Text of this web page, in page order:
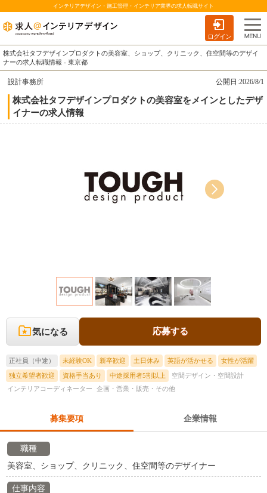
インテリアデザイン・施工管理・インテリア業界の求人転職サイト
ログイン
株式会社タフデザインプロダクトの美容室、ショップ、クリニック、住空間等のデザイ
ナーの求人転職情報 - 東京都
設計事務所 公開日:2026/8/1
株式会社タフデザインプロダクトの美容室をメインとしたデザ
イナーの求人情報
気になる 応募する
正社員（中途） 未経験OK 新卒歓迎 土日休み 英語が活かせる 女性が活躍
独立希望者歓迎 資格手当あり 中途採用者5割以上
空間デザイン・空間設計
インテリアコーディネーター
企画・営業・販売・その他
募集要項 企業情報
職種
美容室、ショップ、クリニック、住空間等のデザイナー
仕事内容